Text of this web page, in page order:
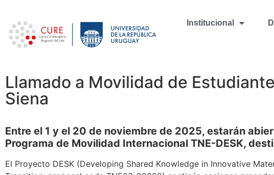
Institucional
Llamado a Movilidad de
Siena
Entre el 1 y el 20 de noviembre de 2025, estarán
Programa de Movilidad Internacional TNE-DESK,
El Proyecto DESK (Developing Shared Knowledge in Innovative